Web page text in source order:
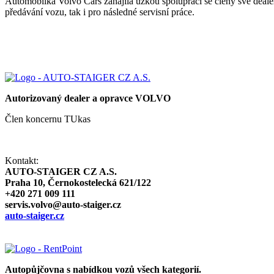
předávání vozu, tak i pro následné servisní práce.
Autorizovaný dealer a opravce VOLVO
Člen koncernu TUkas
Kontakt:
AUTO-STAIGER CZ A.S.
Praha 10, Černokostelecká 621/122
+420 271 009 111
servis.volvo@auto-staiger.cz
auto-staiger.cz
Autopůjčovna s nabídkou vozů všech kategorií.